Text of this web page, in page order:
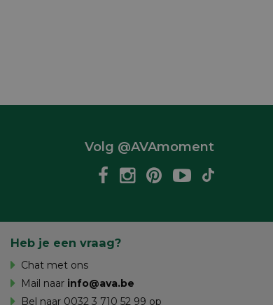
Volg @AVAmoment
Heb je een vraag?
Chat met ons
Mail naar info@ava.be
Bel naar 0032 3 710 52 99 op